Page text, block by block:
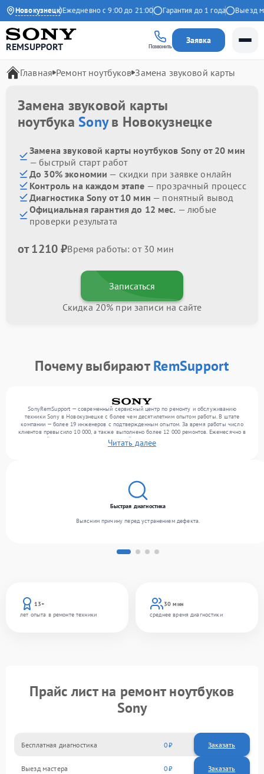
Новокузнецк
на Яндекс Ежедневно с 9:00 до 21:00 Гарантия до 1 года Выезд
REMSUPPORT Позвонить
Заявка
Главная Ремонт ноутбуков Замена звуковой карты
Замена звуковой карты
ноутбукаSonyв Новокузнецке
Замена звуковой карты ноутбуков Sony от 20 мин
— быстрый старт работ
До 30% экономии — скидки при заявке онлайн
Контроль на каждом этапе — прозрачный процесс
Диагностика Sony от 10 мин — понятный вывод
Официальная гарантия до 12 мес. — любые
проверки результата
от 1210 ₽Время работы: от 30 мин
Записаться
Скидка 20% при записи на сайте
Почему выбираютRemSupport
SonyRemSupport — современный сервисный центр по ремонту и обслуживанию
техники Sony в Новокузнецке с более чем десятилетним опытом работы. В штате
компании — более 19 инженеров с подтвержденным опытом. За время работы число
клиентов превысило 10 000, а также выполнено более 12 000 ремонтов. Ежемесячно в
сервисный центр поступает от 300 устройств, включая , , оргтехнику. Мы выполняем
ремонт различного уровня сложности и обеспечиваем надежный результат благодаря
Читать далее
13+
лет опыта в ремонте техники
30 мин
среднее время диагностики
Быстрая диагностика
Выясним причину перед устранением дефекта.
Прайс лист на ремонт ноутбуков
Sony
Бесплатная диагностика 0 Заказать
Выезд мастера 0 Заказать